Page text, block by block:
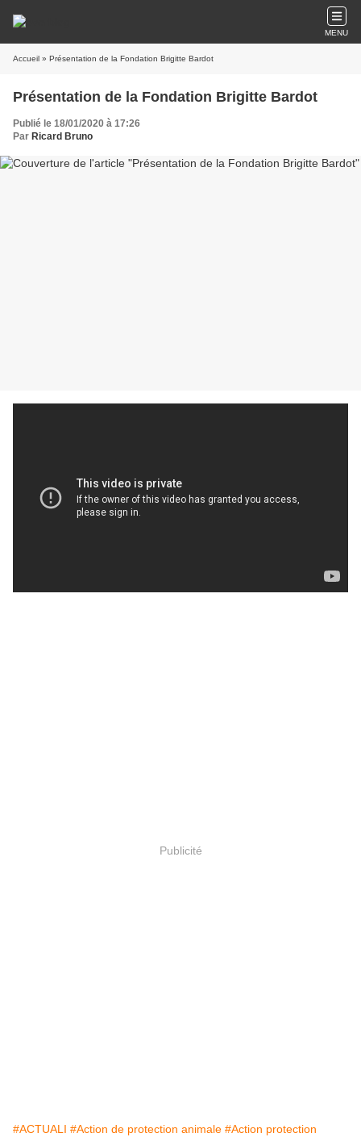
MENU
Accueil » Présentation de la Fondation Brigitte Bardot
Présentation de la Fondation Brigitte Bardot
Publié le 18/01/2020 à 17:26
Par Ricard Bruno
Publicité
#ACTUALI #Action de protection animale #Action protection